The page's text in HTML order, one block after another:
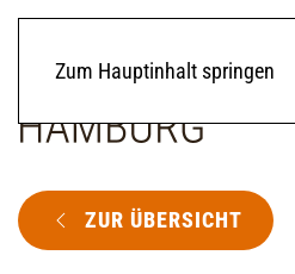
Zum Hauptinhalt springen
ZUR ÜBERSICHT